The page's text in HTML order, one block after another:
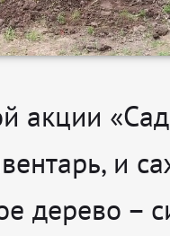
акции
и
дерево –